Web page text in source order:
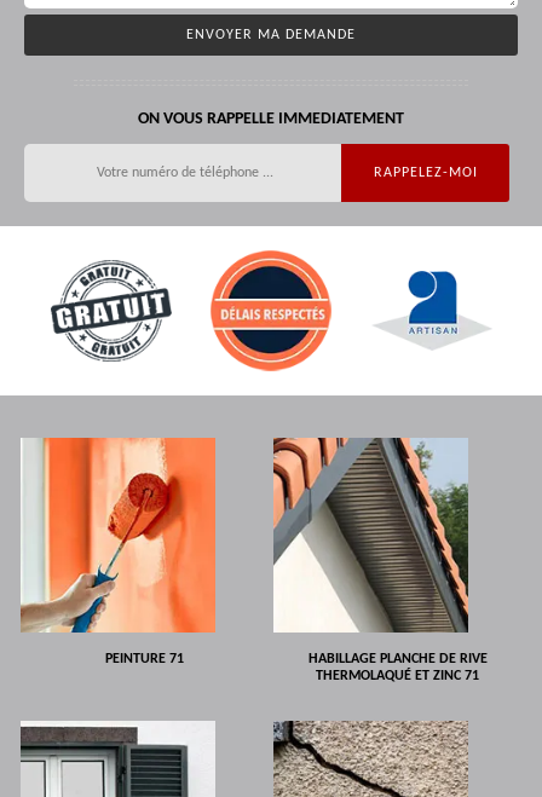
ON VOUS RAPPELLE IMMEDIATEMENT
PEINTURE 71
HABILLAGE PLANCHE DE RIVE
THERMOLAQUÉ ET ZINC 71